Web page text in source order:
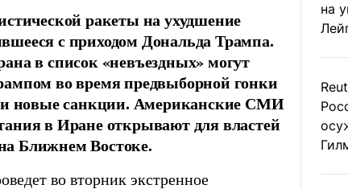
ракеты на ухудшение
с приходом Дональда Трампа.
в список «невъездных» могут
во время предвыборной гонки
и новые санкции. Американские СМИ
в Иране открывают для властей
Ближнем Востоке.
во вторник экстренное
на